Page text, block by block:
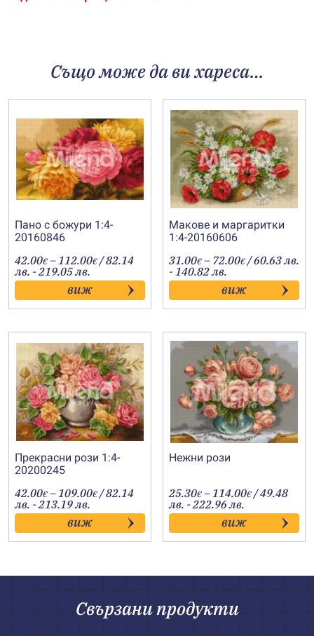
Също може да ви хареса…
Пано с божури 1:4-
20160846
42.00€ –112.00€Price
range:
42.00€
through
112.00€
/ 82.14
лв. - 219.05 лв.
виж
Макове и маргаритки
1:4-20160606
31.00€ – 72.00€Price
range:
31.00€
through
72.00€
/ 60.63 лв.
- 140.82 лв.
виж
Прекрасни рози 1:4-
20200245
42.00€ –109.00€Price
range:
42.00€
through
109.00€
/ 82.14
лв. - 213.19 лв.
виж
Нежни рози
25.30€ –114.00€Price
range:
25.30€
through
114.00€
/ 49.48
лв. - 222.96 лв.
виж
Свързани продукти